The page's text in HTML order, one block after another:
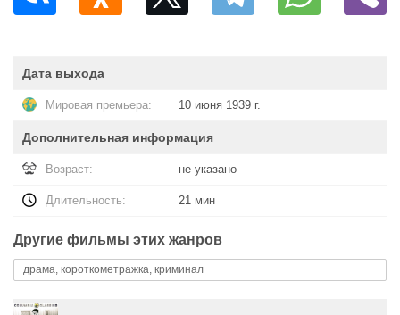
Дата выхода
Мировая премьера: 10 июня 1939 г.
Дополнительная информация
Возраст: не указано
Длительность: 21 мин
Другие фильмы этих жанров
драма, короткометражка, криминал